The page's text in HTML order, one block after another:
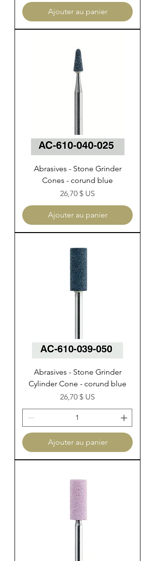
Ajouter au panier
Abrasives - Stone Grinder
Cones - corund blue
Prix
26,70 $ US
Ajouter au panier
Abrasives - Stone Grinder
Cylinder Cone - corund blue
Prix
26,70 $ US
Ajouter au panier